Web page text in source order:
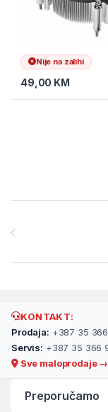
Nije na zalihi
49,00 KM
KONTAKT:
Prodaja: +387 35 366
Servis: +387 35 366
Sve maloprodaje →
Preporučamo